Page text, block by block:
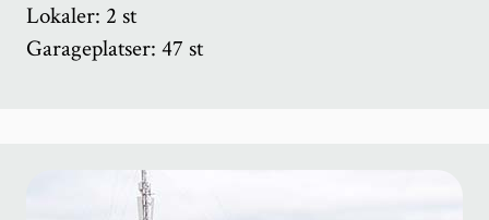
Lokaler: 2 st
Garageplatser: 47 st